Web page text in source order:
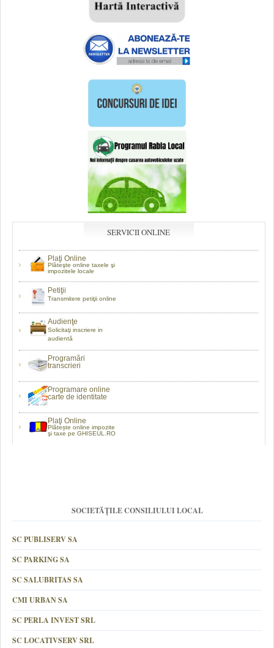
SERVICII ONLINE
Plaţi Online
Plăteşte online taxele şi
impozitele locale
Petiţii
Transmitere petiţii online
Audienţe
Solicitaţi inscriere in
audientă
Programări
transcrieri
Programare online
carte de identitate
Plaţi Online
Plătește online impozite
şi taxe pe GHISEUL.RO
SOCIETĂȚILE CONSILIULUI LOCAL
SC PUBLISERV SA
SC PARKING SA
SC SALUBRITAS SA
CMI URBAN SA
SC PERLA INVEST SRL
SC LOCATIVSERV SRL